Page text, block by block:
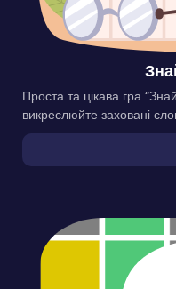
Проста та цікава гра
викреслюйте заховані